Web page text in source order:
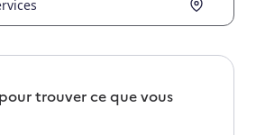
trouver ce que vous